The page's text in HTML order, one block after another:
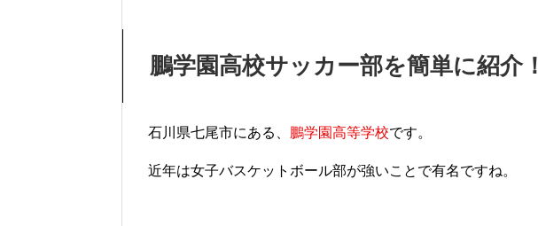
鵬学園高校サッカー部を簡単に紹介！
石川県七尾市にある、 鵬学園高等学校です。
近年は女子バスケットボール部が強いことで有名ですね。